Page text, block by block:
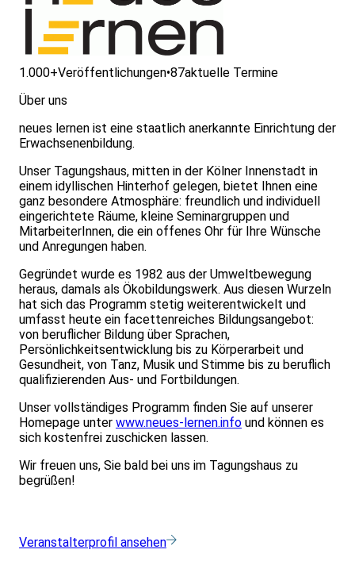
1.000+Veröffentlichungen•87aktuelle Termine
Über uns
neues lernen ist eine staatlich anerkannte Einrichtung der
Erwachsenenbildung.
Unser Tagungshaus, mitten in der Kölner Innenstadt in
einem idyllischen Hinterhof gelegen, bietet Ihnen eine
ganz besondere Atmosphäre: freundlich und individuell
eingerichtete Räume, kleine Seminargruppen und
MitarbeiterInnen, die ein offenes Ohr für Ihre Wünsche
und Anregungen haben.
Gegründet wurde es 1982 aus der Umweltbewegung
heraus, damals als Ökobildungswerk. Aus diesen Wurzeln
hat sich das Programm stetig weiterentwickelt und
umfasst heute ein facettenreiches Bildungsangebot:
von beruflicher Bildung über Sprachen,
Persönlichkeitsentwicklung bis zu Körperarbeit und
Gesundheit, von Tanz, Musik und Stimme bis zu beruflich
qualifizierenden Aus- und Fortbildungen.
Unser vollständiges Programm finden Sie auf unserer
Homepage unter www.neues-lernen.info und können es
sich kostenfrei zuschicken lassen.
Wir freuen uns, Sie bald bei uns im Tagungshaus zu
begrüßen!
Veranstalterprofil ansehen